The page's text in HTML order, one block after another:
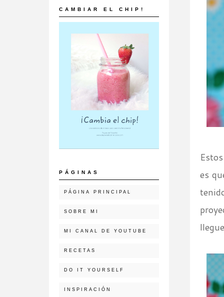
es
CAMBIAR EL CHIP!
PÁGINAS
PÁGINA PRINCIPAL
SOBRE MI
MI CANAL DE YOUTUBE
RECETAS
DO IT YOURSELF
INSPIRACIÓN